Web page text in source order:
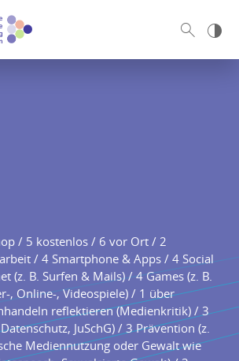
/ 5 kostenlos / 6 vor Ort / 2
/ 4 Smartphone & Apps / 4 Social
(z. B. Surfen & Mails) / 4 Games (z. B.
, Online-, Videospiele) / 1 über
reflektieren (Medienkritik) / 3
JuSchG) / 3 Prävention (z.
Mediennutzung oder Gewalt wie